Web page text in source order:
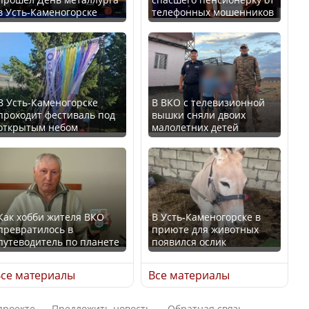
Казахстане стало
получить
на
Орталық Азия
арасында әл-ауқат
көш бастады
возглавил
благополучия
стран Центральной
В России введены
дополнительные
ограничения для
казахстанских прав
Трамп официально
вступил в должность
президента США
Луну признали объектом
культурного наследия,
находящегося под
угрозой исчезновения
Усть-Каменогорске
Усть-Каменогорске
фестиваль под
небом
хобби жителя ВКО
в
по планете
материалы
телефонных мошенников
В ВКО с телевизионной
вышки сняли двоих
малолетних детей
В Усть-Каменогорске в
приюте для животных
появился ослик
Все материалы